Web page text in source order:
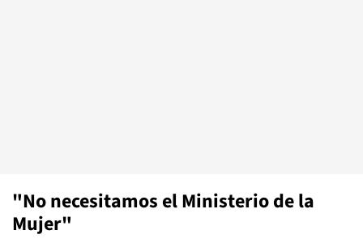
"No necesitamos el Ministerio de la
Mujer"